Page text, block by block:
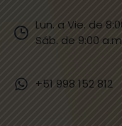
Lun. a Vie. de
Sáb. de 9:00
+51 998 152 812